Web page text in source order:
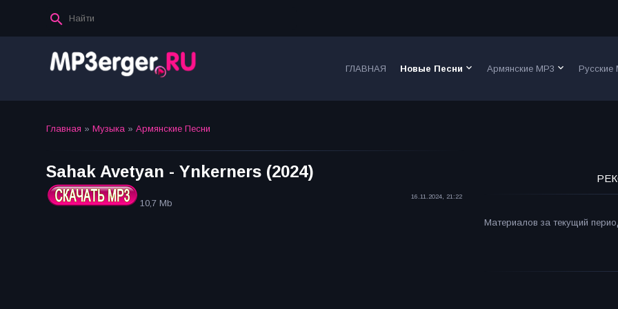
ГЛАВНАЯ Новые Песни keyboard_arrow_down Армянские MP3 keyboard_arrow_down Русские
Главная » Музыка » Армянские Песни
Sahak Avetyan - Ynkerners (2024)
10,7 Mb
16.11.2024, 21:22
Материалов за текущий